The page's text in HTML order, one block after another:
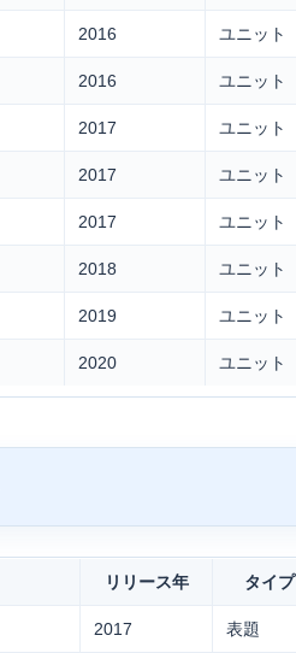
2016 ユニット
2016 ユニット
2017 ユニット
2017 ユニット
2017 ユニット
2018 ユニット
2019 ユニット
2020 ユニット
リリース年 タイプ
2017 表題